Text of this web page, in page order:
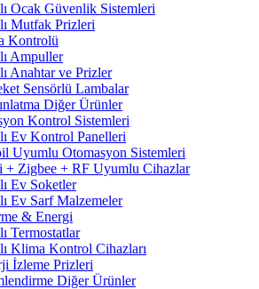
Ocak Güvenlik Sistemleri
Mutfak Prizleri
Kontrolü
Ampuller
Anahtar ve Prizler
Sensörlü Lambalar
Diğer Ürünler
Kontrol Sistemleri
Ev Kontrol Panelleri
Uyumlu Otomasyon Sistemleri
+ Zigbee + RF Uyumlu Cihazlar
Ev Soketler
Ev Sarf Malzemeler
& Energi
Termostatlar
Klima Kontrol Cihazları
İzleme Prizleri
Diğer Ürünler